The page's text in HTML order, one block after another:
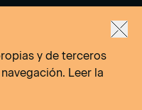
y de terceros
Leer la